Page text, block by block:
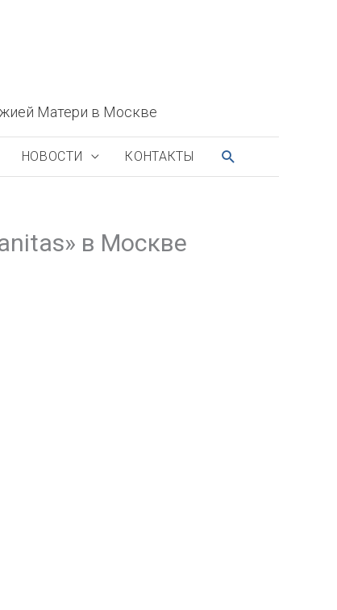
Матери в Москве
НОВОСТИ КОНТАКТЫ ПОИСК
в Москве